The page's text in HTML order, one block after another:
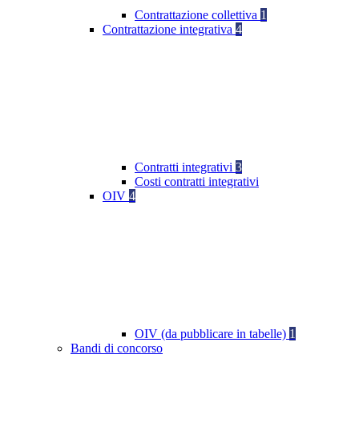
Contrattazione collettiva 1
Contrattazione integrativa 4
Contratti integrativi 3
Costi contratti integrativi
OIV 4
OIV (da pubblicare in tabelle) 1
Bandi di concorso